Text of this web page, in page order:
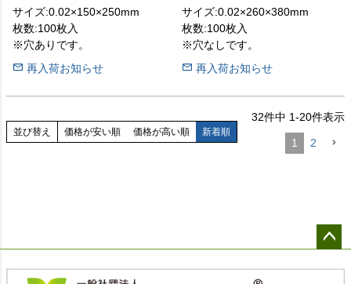
サイズ:0.02×150×250mm
枚数:100枚入
※穴ありです。
再入荷お知らせ
サイズ:0.02×260×380mm
枚数:100枚入
※穴なしです。
再入荷お知らせ
並び替え 価格が安い順 価格が高い順 新着順
32件中 1-20件表示
1 2